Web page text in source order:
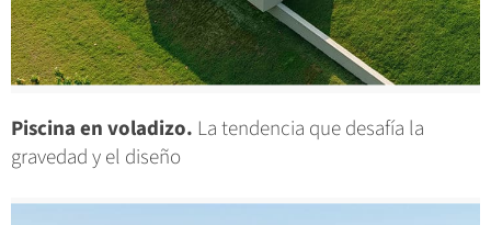
Piscina en voladizo. La tendencia que desafía la
gravedad y el diseño